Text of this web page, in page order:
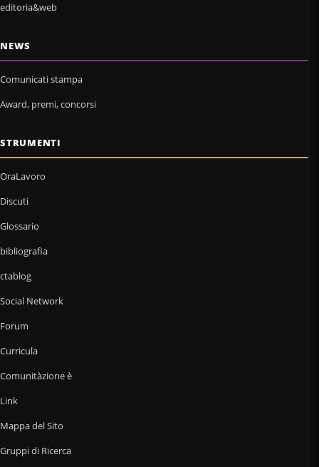
editoria&web
NEWS
Comunicati stampa
Award, premi, concorsi
STRUMENTI
OraLavoro
Discuti
Glossario
bibliografia
ctablog
Social Network
Forum
Curricula
Comunitàzione è
Link
Mappa del Sito
Gruppi di Ricerca